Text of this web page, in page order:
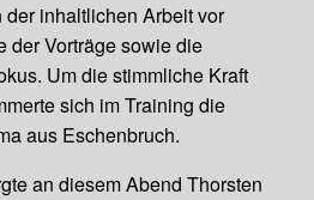
inhaltlichen Arbeit vor
der Vorträge sowie die
Um die stimmliche Kraft
sich im Training die
aus Eschenbruch.
an diesem Abend Thorsten